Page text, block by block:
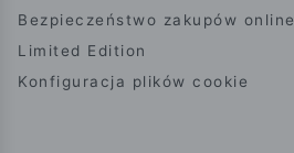
Bezpieczeństwo zakupów online
Limited Edition
Konfiguracja plików cookie